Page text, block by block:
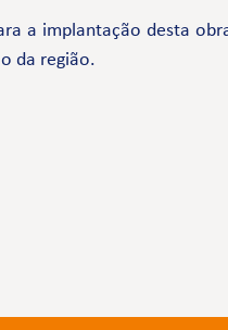
a implantação desta
da região.